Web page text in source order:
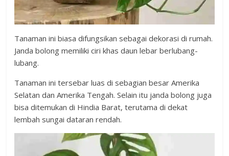
Tanaman ini biasa difungsikan sebagai dekorasi di rumah.
Janda bolong memiliki ciri khas daun lebar berlubang-
lubang.
Tanaman ini tersebar luas di sebagian besar Amerika
Selatan dan Amerika Tengah. Selain itu janda bolong juga
bisa ditemukan di Hindia Barat, terutama di dekat
lembah sungai dataran rendah.